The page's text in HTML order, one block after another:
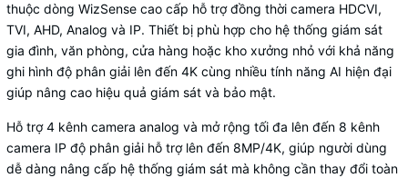
thuộc dòng WizSense cao cấp hỗ trợ đồng thời camera HDCVI,
TVI, AHD, Analog và IP. Thiết bị phù hợp cho hệ thống giám sát
gia đình, văn phòng, cửa hàng hoặc kho xưởng nhỏ với khả năng
ghi hình độ phân giải lên đến 4K cùng nhiều tính năng AI hiện đại
giúp nâng cao hiệu quả giám sát và bảo mật.
Hỗ trợ 4 kênh camera analog và mở rộng tối đa lên đến 8 kênh
camera IP độ phân giải hỗ trợ lên đến 8MP/4K, giúp người dùng
dễ dàng nâng cấp hệ thống giám sát mà không cần thay đổi toàn